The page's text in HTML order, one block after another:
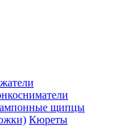
щипцы
Кюреты